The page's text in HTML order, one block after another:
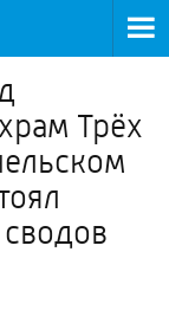
Трёх